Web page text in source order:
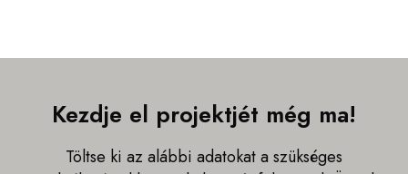
Kezdje el projektjét még ma!
Töltse ki az alábbi adatokat a szükséges